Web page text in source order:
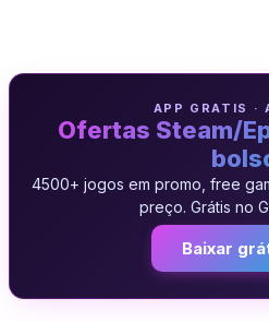
APP GRATIS ·
Ofertas Steam/
4500+ jogos em promo, free
preço. Grátis no
Baixar